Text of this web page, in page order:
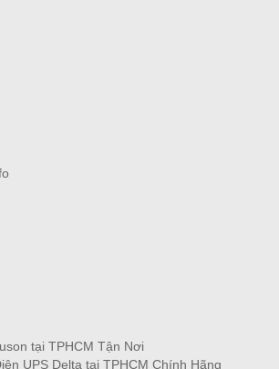
tại TPHCM Tận Nơi
UPS Delta tại TPHCM Chính Hãng